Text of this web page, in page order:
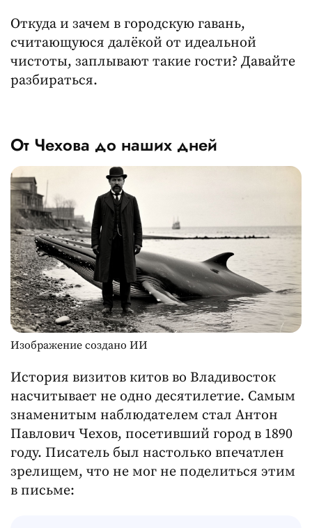
Откуда и зачем в городскую гавань,
считающуюся далёкой от идеальной
чистоты, заплывают такие гости? Давайте
разбираться.
От Чехова до наших дней
Изображение создано ИИ
История визитов китов во Владивосток
насчитывает не одно десятилетие. Самым
знаменитым наблюдателем стал Антон
Павлович Чехов, посетивший город в 1890
году. Писатель был настолько впечатлен
зрелищем, что не мог не поделиться этим
в письме: